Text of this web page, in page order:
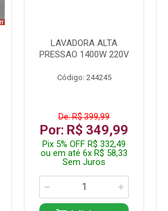
LAVADORA ALTA
PRESSAO 1400W 220V
Código: 244245
De: R$ 399,99
Por: R$ 349,99
Pix 5% OFF R$ 332,49
ou em até 6x R$ 58,33
Sem Juros